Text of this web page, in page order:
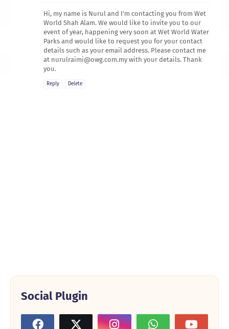
Hi, my name is Nurul and I'm contacting you from Wet
World Shah Alam. We would like to invite you to our
event of year, happening very soon at Wet World Water
Parks and would like to request you for your contact
details such as your email address. Please contact me
at nurulraimi@owg.com.my with your details. Thank
you.
Reply Delete
Social Plugin